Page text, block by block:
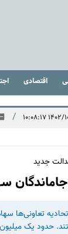
اقتصادی
۱۰:۰۸:۱۷ /
جدید
سهام عدالت |
تعاونی‌ها
برگه سهام با مهر شرکت‌های تعاونی در اختیار